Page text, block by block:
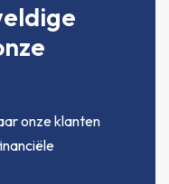
onze klanten